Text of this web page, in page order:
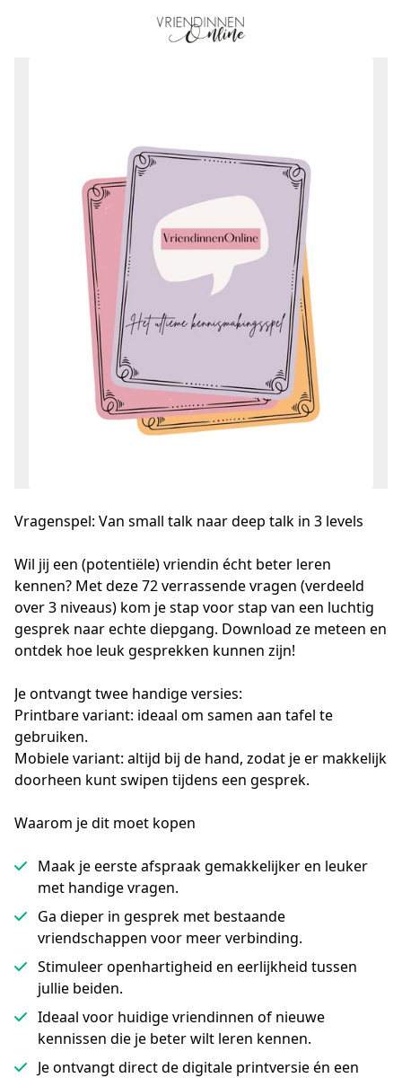
Vragenspel: Van small talk naar deep talk in 3 levels
Wil jij een (potentiële) vriendin écht beter leren
kennen? Met deze 72 verrassende vragen (verdeeld
over 3 niveaus) kom je stap voor stap van een luchtig
gesprek naar echte diepgang. Download ze meteen en
ontdek hoe leuk gesprekken kunnen zijn!
Je ontvangt twee handige versies:
Printbare variant: ideaal om samen aan tafel te
gebruiken.
Mobiele variant: altijd bij de hand, zodat je er makkelijk
doorheen kunt swipen tijdens een gesprek.
Waarom je dit moet kopen
Maak je eerste afspraak gemakkelijker en leuker
met handige vragen.
Ga dieper in gesprek met bestaande
vriendschappen voor meer verbinding.
Stimuleer openhartigheid en eerlijkheid tussen
jullie beiden.
Ideaal voor huidige vriendinnen of nieuwe
kennissen die je beter wilt leren kennen.
Je ontvangt direct de digitale printversie én een